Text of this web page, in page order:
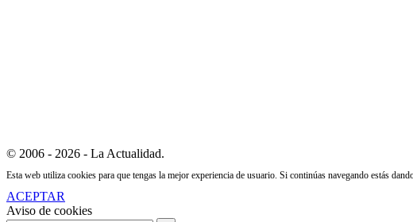
© 2006 - 2026 - La Actualidad.
Esta web utiliza cookies para que tengas la mejor experiencia de usuario. Si continúas navegando estás
ACEPTAR
Aviso de cookies